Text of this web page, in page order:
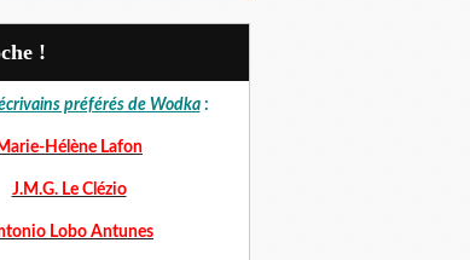
!
préférés de Wodka:
Hélène Lafon
J.M.G. Le Clézio
Lobo Antunes